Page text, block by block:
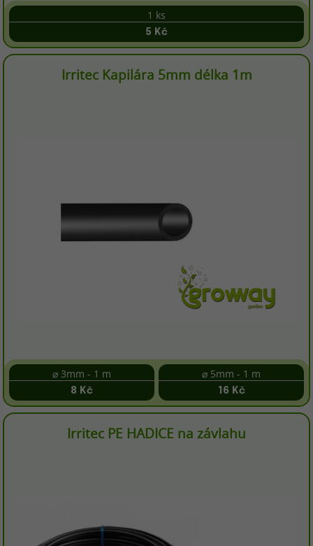
1 ks
5 Kč
Irritec Kapilára 5mm délka 1m
⌀ 3mm - 1 m
8 Kč
⌀ 5mm - 1 m
16 Kč
Irritec PE HADICE na závlahu